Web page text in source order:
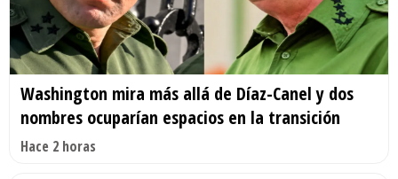
Washington mira más allá de Díaz-Canel y dos
nombres ocuparían espacios en la transición
Hace 2 horas